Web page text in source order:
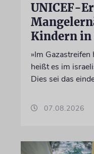
UNICEF-
Kindern in
»Im
heißt es im
Dies sei das
07.08.2026